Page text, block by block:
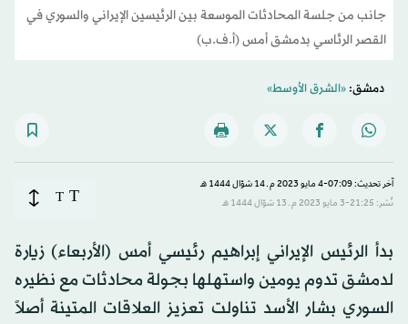
جانب من جلسة المحادثات الموسعة بين الرئيسين الإيراني والسوري في
القصر الرئاسي بدمشق أمس (أ.ف.ب)
دمشق:«الشرق الأوسط»
آخر تحديث: 07:09-4 مايو 2023 م ـ 14 شوّال 1444 هـ
نُشر: 21:25-3 مايو 2023 م ـ 13 شوّال 1444 هـ
T
T
بدأ الرئيس الإيراني إبراهيم رئيسي أمس (الأربعاء) زيارة
لدمشق تدوم يومين واستهلها بجولة محادثات مع نظيره
السوري بشار الأسد تناولت تعزيز العلاقات المتينة أصلاً